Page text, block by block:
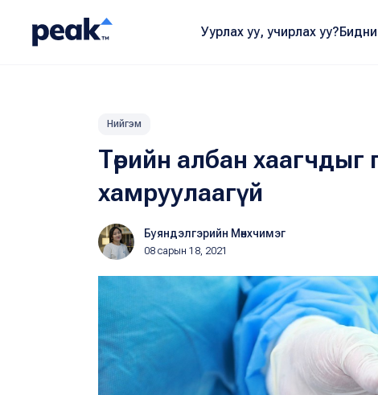
Уурлах уу, учирлах уу?
Нийгэм
Төрийн албан хаагчдыг
хамруулаагүй
Буяндэлгэрийн Мөнхчимэг
08 сарын 18, 2021